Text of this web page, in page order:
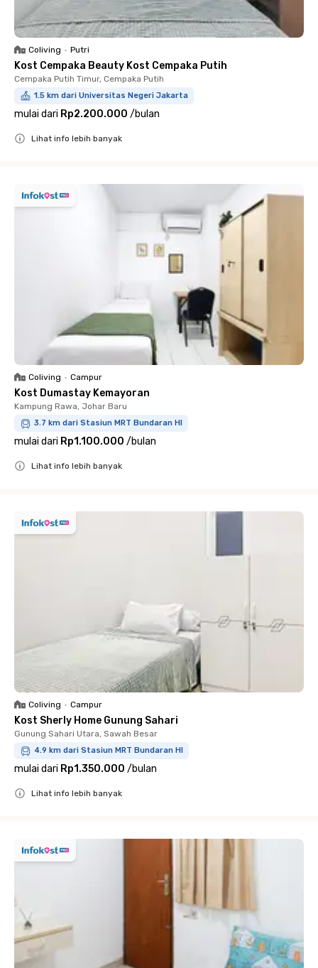
Coliving • Putri
Kost Cempaka Beauty Kost Cempaka Putih
Cempaka Putih Timur, Cempaka Putih
1.5 km dari Universitas Negeri Jakarta
mulai dari Rp2.200.000 /bulan
Lihat info lebih banyak
Coliving • Campur
Kost Dumastay Kemayoran
Kampung Rawa, Johar Baru
3.7 km dari Stasiun MRT Bundaran HI
mulai dari Rp1.100.000 /bulan
Lihat info lebih banyak
Coliving • Campur
Kost Sherly Home Gunung Sahari
Gunung Sahari Utara, Sawah Besar
4.9 km dari Stasiun MRT Bundaran HI
mulai dari Rp1.350.000 /bulan
Lihat info lebih banyak